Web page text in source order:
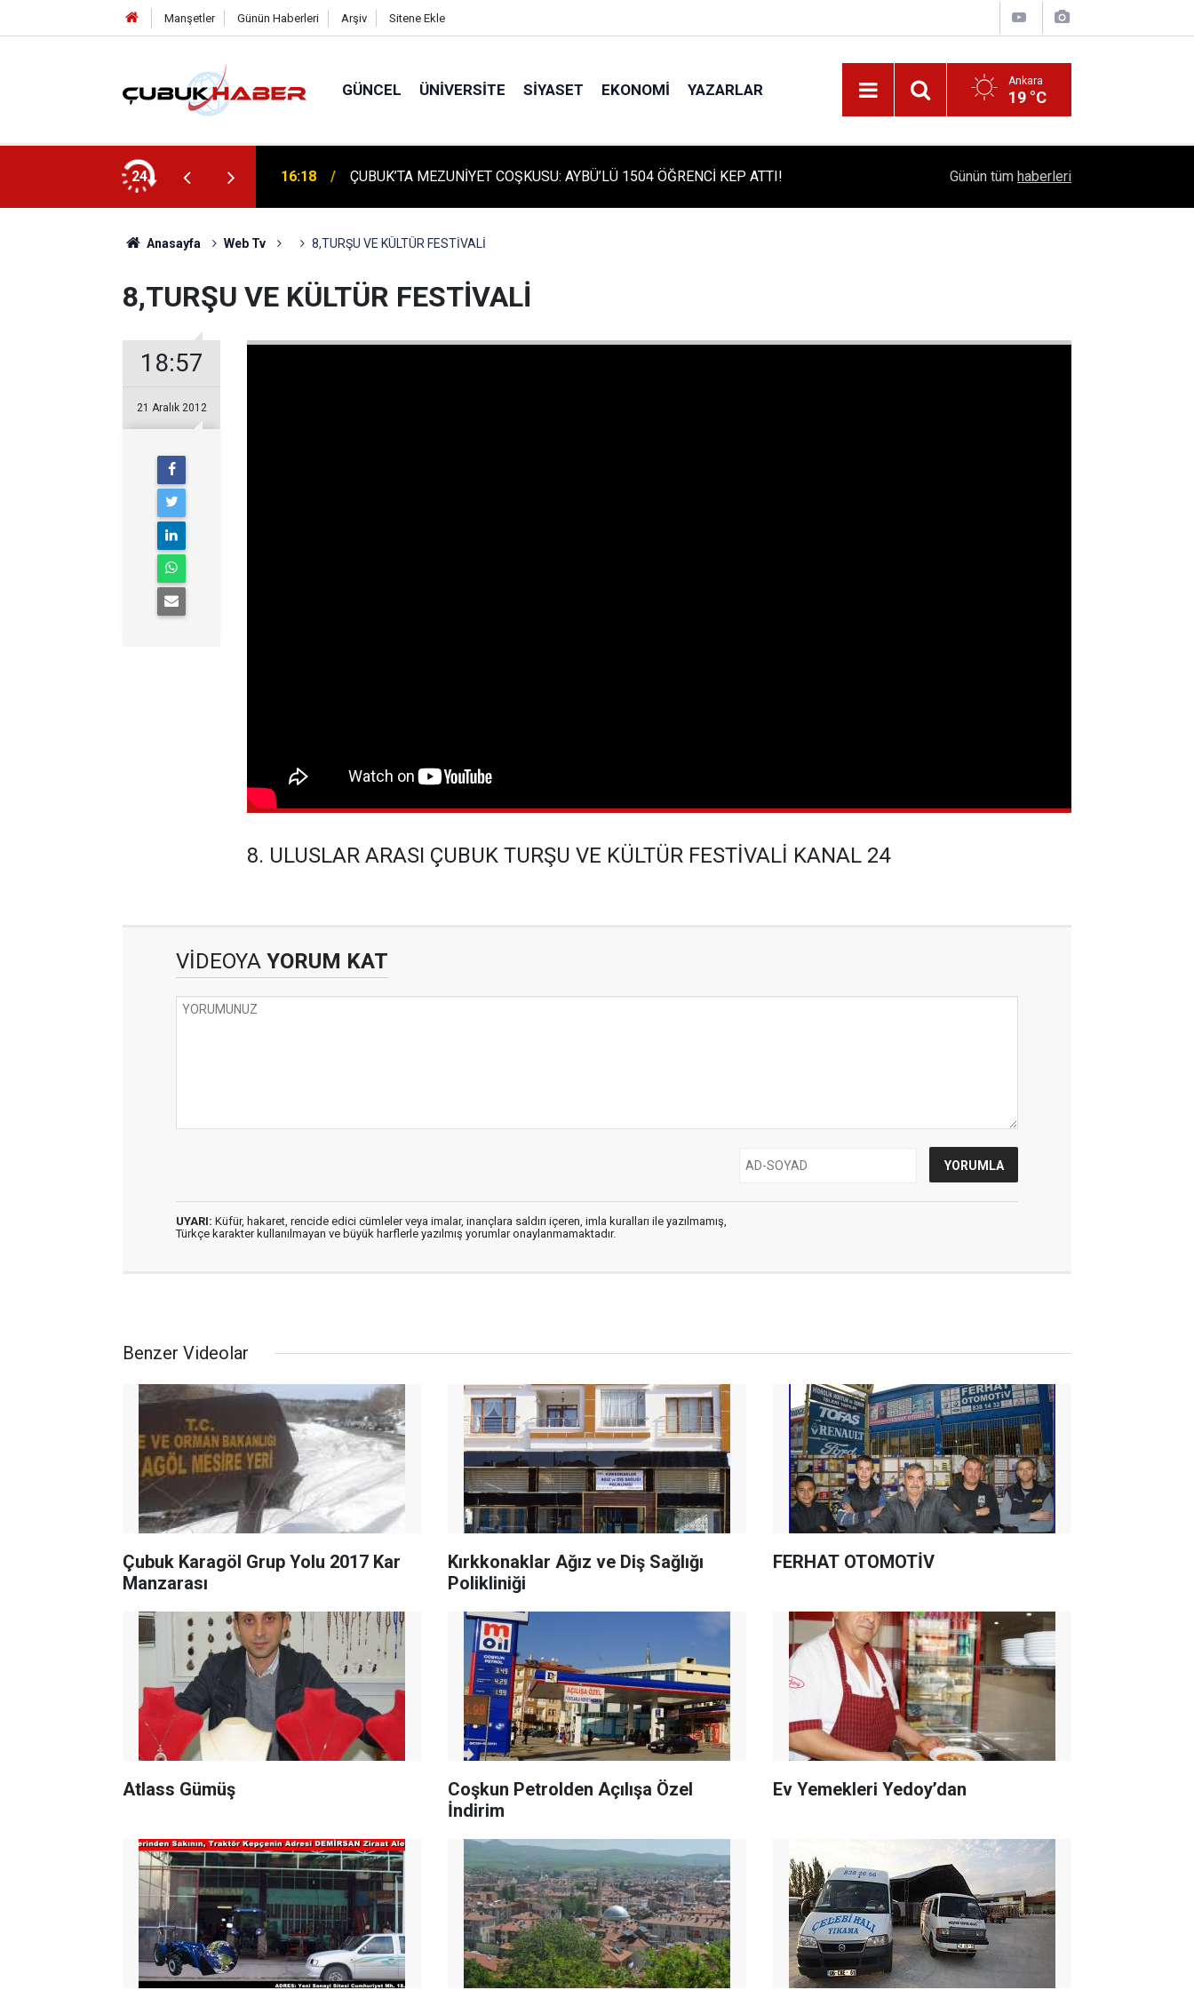
Manşetler Günün Haberleri Arşiv Sitene Ekle
GÜNCEL ÜNIVERSITE SIYASET EKONOMI YAZARLAR Ankara
19 °C
24 16:14
ÇUBUK'TA TARİHİ GÜN: PROTÜRK PLAZMA FRAKSİNASYON TESİSİ'NİN
TEMELİ ATILDI
Belli Oldu!
Günün tüm haberleri
Anasayfa Web Tv 8,TURŞU VE KÜLTÜR FESTİVALİ
8,TURŞU VE KÜLTÜR FESTİVALİ
18:57
21 Aralık 2012
8. ULUSLAR ARASI ÇUBUK TURŞU VE KÜLTÜR FESTİVALİ KANAL 24
VİDEOYA YORUM KAT
UYARI: Küfür, hakaret, rencide edici cümleler veya imalar, inançlara saldırı içeren, imla kuralları ile yazılmamış,
Türkçe karakter kullanılmayan ve büyük harflerle yazılmış yorumlar onaylanmamaktadır.
Benzer Videolar
Çubuk Karagöl Grup Yolu 2017 Kar
Manzarası
Kırkkonaklar Ağız ve Diş Sağlığı
Polikliniği
FERHAT OTOMOTİV
Atlass Gümüş
Coşkun Petrolden Açılışa Özel
İndirim
Ev Yemekleri Yedoy’dan